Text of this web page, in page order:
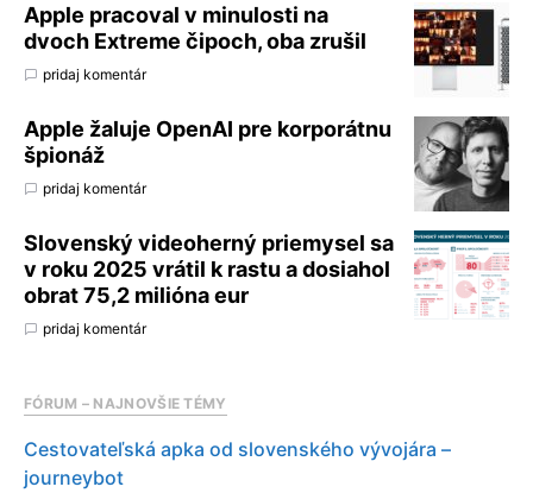
Apple pracoval v minulosti na
dvoch Extreme čipoch, oba zrušil
pridaj komentár
Apple žaluje OpenAI pre korporátnu
špionáž
pridaj komentár
Slovenský videoherný priemysel sa
v roku 2025 vrátil k rastu a dosiahol
obrat 75,2 milióna eur
pridaj komentár
FÓRUM – NAJNOVŠIE TÉMY
Cestovateľská apka od slovenského vývojára –
journeybot